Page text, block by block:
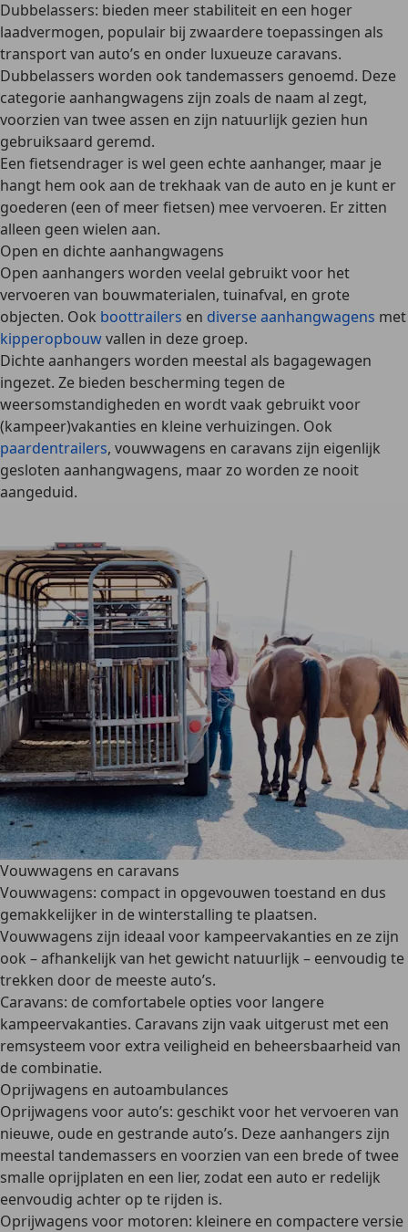
Dubbelassers: bieden meer stabiliteit en een hoger
laadvermogen, populair bij zwaardere toepassingen als
transport van auto’s en onder luxueuze caravans.
Dubbelassers worden ook tandemassers genoemd. Deze
categorie aanhangwagens zijn zoals de naam al zegt,
voorzien van twee assen en zijn natuurlijk gezien hun
gebruiksaard geremd.
Een fietsendrager is wel geen echte aanhanger, maar je
hangt hem ook aan de trekhaak van de auto en je kunt er
goederen (een of meer fietsen) mee vervoeren. Er zitten
alleen geen wielen aan.
Open en dichte aanhangwagens
Open aanhangers worden veelal gebruikt voor het
vervoeren van bouwmaterialen, tuinafval, en grote
objecten. Ook boottrailers en diverse aanhangwagens met
kipperopbouwvallen in deze groep.
Dichte aanhangers worden meestal als bagagewagen
ingezet. Ze bieden bescherming tegen de
weersomstandigheden en wordt vaak gebruikt voor
(kampeer)vakanties en kleine verhuizingen. Ook
paardentrailers, vouwwagens en caravans zijn eigenlijk
gesloten aanhangwagens, maar zo worden ze nooit
aangeduid.
Vouwwagens en caravans
Vouwwagens: compact in opgevouwen toestand en dus
gemakkelijker in de winterstalling te plaatsen.
Vouwwagens zijn ideaal voor kampeervakanties en ze zijn
ook – afhankelijk van het gewicht natuurlijk – eenvoudig te
trekken door de meeste auto’s.
Caravans: de comfortabele opties voor langere
kampeervakanties. Caravans zijn vaak uitgerust met een
remsysteem voor extra veiligheid en beheersbaarheid van
de combinatie.
Oprijwagens en autoambulances
Oprijwagens voor auto’s: geschikt voor het vervoeren van
nieuwe, oude en gestrande auto’s. Deze aanhangers zijn
meestal tandemassers en voorzien van een brede of twee
smalle oprijplaten en een lier, zodat een auto er redelijk
eenvoudig achter op te rijden is.
Oprijwagens voor motoren: kleinere en compactere versie